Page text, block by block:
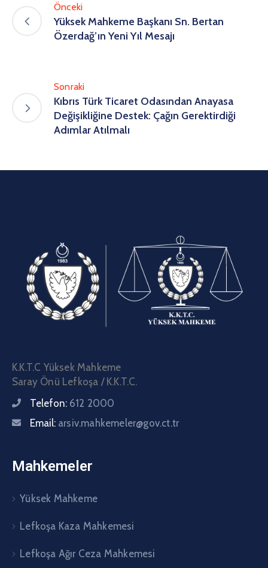
Önceki
Yüksek Mahkeme Başkanı Sn. Bertan
Özerdağ’ın Yeni Yıl Mesajı
Sonraki
Kıbrıs Türk Ticaret Odasından Anayasa
Değişikliğine Destek: Çağın Gerektirdiği
Adımlar Atılmalı
K.K.T.C Yüksek Mahkeme
Saray Önü Lefkoşa / K.K.T.C.
Telefon: 612 2000
Email: arsiv.mahkemeler@gov.ct.tr
Mahkemeler
Yüksek Mahkeme
Lefkoşa Kaza Mahkemesi
Lefkoşa Ağır Ceza Mahkemesi